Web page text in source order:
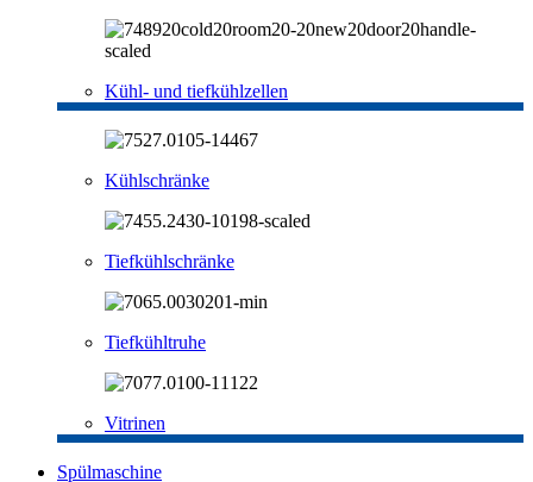
Kühl- und tiefkühlzellen
Kühlschränke
Tiefkühlschränke
Tiefkühltruhe
Vitrinen
Spülmaschine